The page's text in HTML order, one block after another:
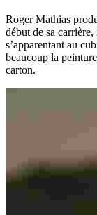
Roger Mathias
début de sa
s’apparentant au
beaucoup la
carton.